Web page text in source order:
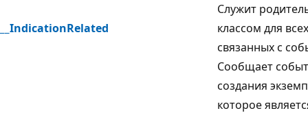
__IndicationRelated
Служит
классом для
связанных с
Сообщает
создания
которое